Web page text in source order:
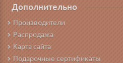
Дополнительно
Производители
Распродажа
Карта сайта
Подарочные сертификаты